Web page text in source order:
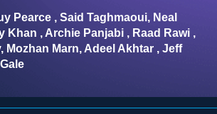
Pearce , Said Taghmaoui, Neal
Khan , Archie Panjabi , Raad Rawi ,
Mozhan Marn, Adeel Akhtar , Jeff